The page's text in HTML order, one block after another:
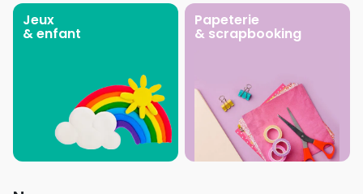
Jeux
& enfant
Papeterie
& scrapbooking